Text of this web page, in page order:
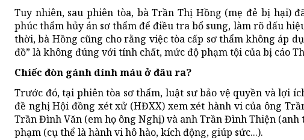
Tuy nhiên, sau phiên tòa, bà Trần Thị Hồng (mẹ đẻ bị hại)
phúc thẩm hủy án sơ thẩm để điều tra bổ sung, làm rõ dấu
thời, bà Hồng cũng cho rằng việc tòa cấp sơ thẩm không áp
đồ” là không đúng với tính chất, mức độ phạm tội của bị cáo
Chiếc đòn gánh dính máu ở đâu ra?
Trước đó, tại phiên tòa sơ thẩm, luật sư bảo vệ quyền và lợi
đề nghị Hội đồng xét xử (HĐXX) xem xét hành vi của ông
Trần Đình Văn (em họ ông Nghị) và anh Trần Đình Thiện (anh
phạm (cụ thể là hành vi hô hào, kích động, giúp sức...).